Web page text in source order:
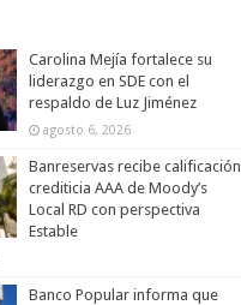
Carolina Mejía fortalece su
liderazgo en SDE con el
respaldo de Luz Jiménez
agosto 6, 2026
Banreservas recibe calificación
crediticia AAA de Moody’s
Local RD con perspectiva
Estable
Banco Popular informa que